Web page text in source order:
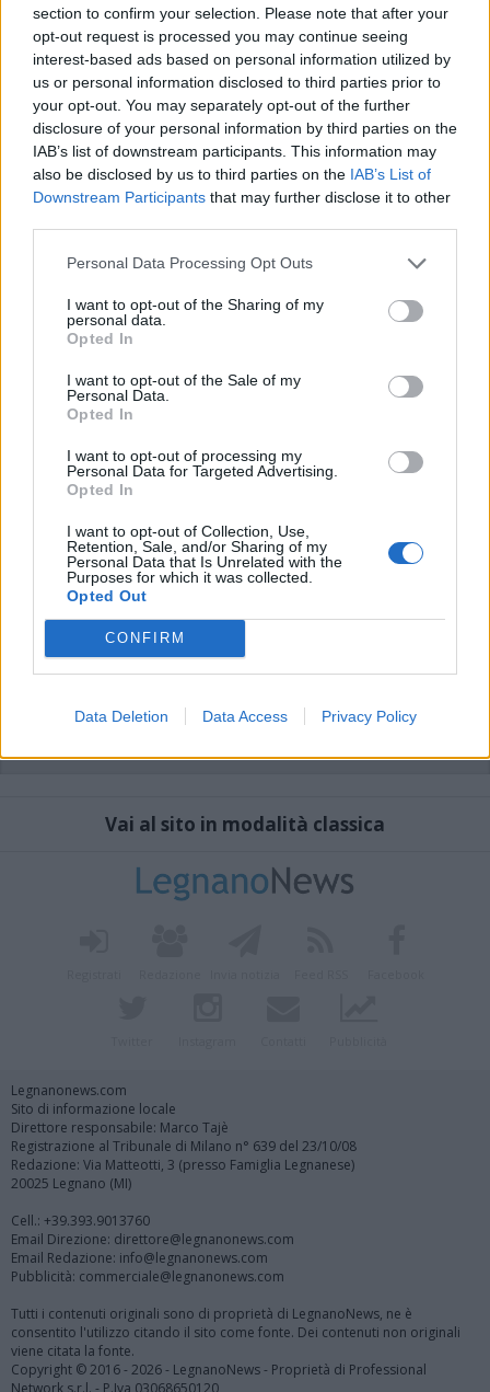
section to confirm your selection. Please note that after your
opt-out request is processed you may continue seeing
interest-based ads based on personal information utilized by
us or personal information disclosed to third parties prior to
your opt-out. You may separately opt-out of the further
disclosure of your personal information by third parties on the
IAB’s list of downstream participants. This information may
also be disclosed by us to third parties on the IAB’s List of
Downstream Participants that may further disclose it to other
Personal Data Processing Opt Outs
I want to opt-out of the Sharing of my
personal data.
Opted In
I want to opt-out of the Sale of my
Personal Data.
Opted In
I want to opt-out of processing my
Personal Data for Targeted Advertising.
Opted In
I want to opt-out of Collection, Use,
Retention, Sale, and/or Sharing of my
Personal Data that Is Unrelated with the
Purposes for which it was collected.
Opted Out
CONFIRM
Data Deletion Data Access Privacy Policy
Accedioregistratiper commentare questo
articolo.
L'email è richiesta ma non verrà mostrata ai visitatori. Il contenuto di questo
commento esprime il pensiero dell'autore e non rappresenta la linea editoriale
di VareseNews.it, che rimane autonoma e indipendente. I messaggi inclusi nei
possono essere automaticamente pubblicati senza filtro preventivo. I commenti
che includano uno o più link a siti esterni verranno rimossi in automatico dal
Vai al sito in modalità classica
Legnanonews.com
Sito di informazione locale
Direttore responsabile: Marco Tajè
Registrazione al Tribunale di Milano n° 639 del 23/10/08
Redazione: Via Matteotti, 3 (presso Famiglia Legnanese)
20025 Legnano (MI)
Cell.: +39.393.9013760
Email Direzione: direttore@legnanonews.com
Email Redazione: info@legnanonews.com
Pubblicità: commerciale@legnanonews.com
Tutti i contenuti originali sono di proprietà di LegnanoNews, ne è
consentito l'utilizzo citando il sito come fonte. Dei contenuti non originali
viene citata la fonte.
Copyright © 2016 - 2026 - LegnanoNews - Proprietà di Professional
Network s.r.l. - P.Iva 03068650120